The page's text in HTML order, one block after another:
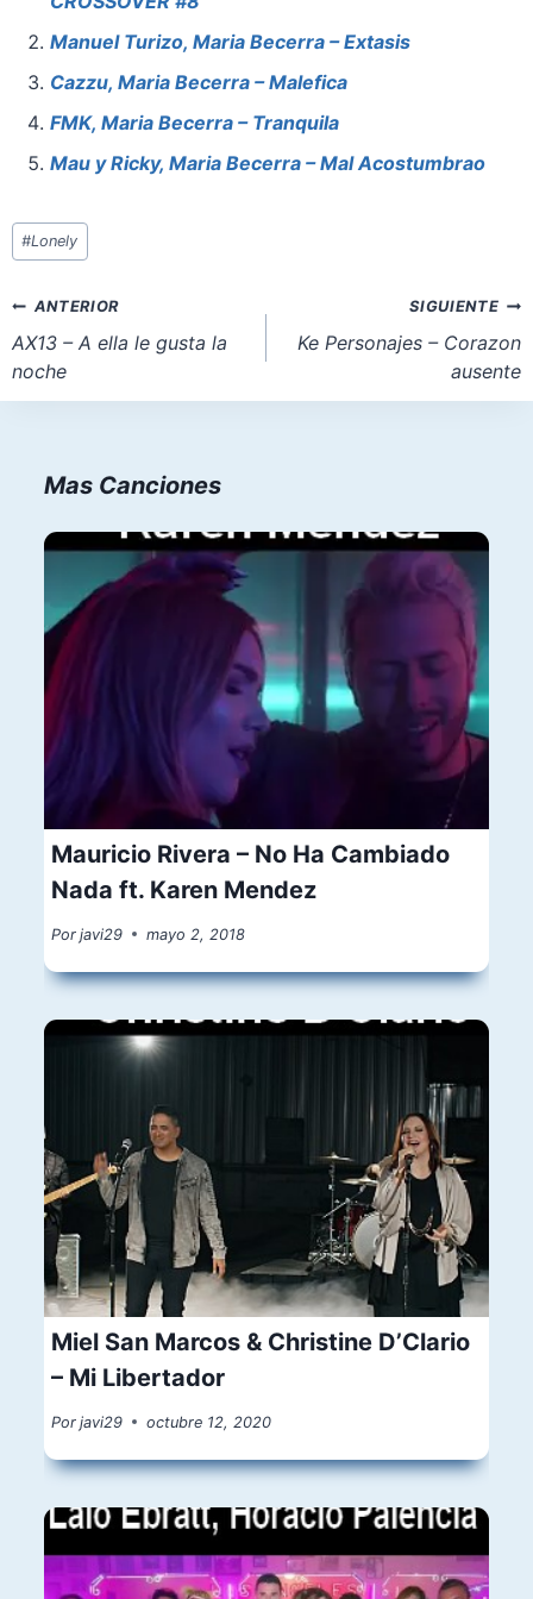
b
o
o
k
st A
p
p
o
n
Manuel Turizo, Maria Becerra – Extasis
Cazzu, Maria Becerra – Malefica
FMK, Maria Becerra – Tranquila
Mau y Ricky, Maria Becerra – Mal Acostumbrao
Etiquetas
de
entrada:
#Lonely
Navegación
de
entradas
ANTERIOR
AX13 – A ella le gusta la
noche
SIGUIENTE
Ke Personajes – Corazon
ausente
Mas Canciones
Mauricio Rivera – No Ha Cambiado
Nada ft. Karen Mendez
Por javi29 mayo 2, 2018
Miel San Marcos & Christine D’Clario
– Mi Libertador
Por javi29 octubre 12, 2020